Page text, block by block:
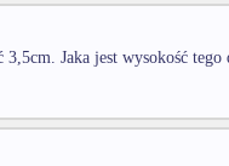
Jaka jest wysokość tego